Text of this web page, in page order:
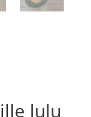
lulu